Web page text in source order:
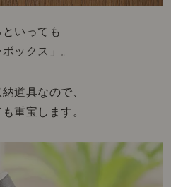
いっても
ックス 」。
道具なので、
重宝します。